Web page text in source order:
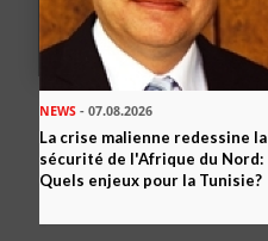
NEWS - 07.08.2026
La crise malienne redessine la
sécurité de l'Afrique du Nord:
Quels enjeux pour la Tunisie?